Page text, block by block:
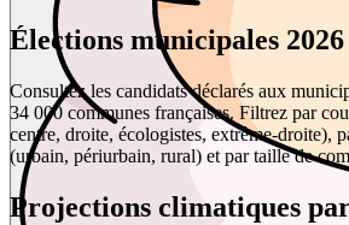
Élections municipales 2026
Consultez les candidats déclarés aux
34 000 communes françaises. Filtrez par
centre, droite, écologistes, extrême-droite),
(urbain, périurbain, rural) et par taille de
Projections climatiques